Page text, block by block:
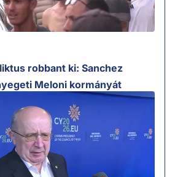
robbant ki: Sanchez
Meloni kormányát